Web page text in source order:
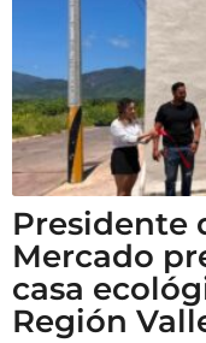
Presidente
Mercado
casa
Región